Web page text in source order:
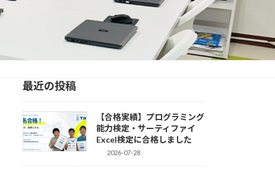
最近の投稿
【合格実績】プログラミング
能力検定・サーティファイ
Excel検定に合格しました
2026-07-28